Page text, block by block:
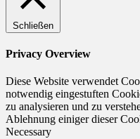
Schließen
Privacy Overview
Diese Website verwendet
notwendig eingestuften
zu analysieren und zu
Ablehnung einiger dieser
Necessary